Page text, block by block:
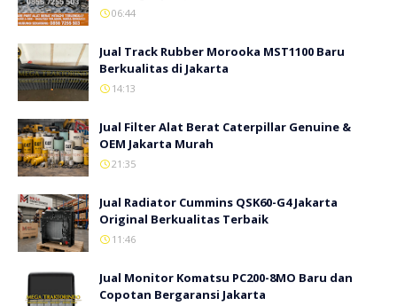
06:44
Jual Track Rubber Morooka MST1100 Baru
Berkualitas di Jakarta
14:13
Jual Filter Alat Berat Caterpillar Genuine &
OEM Jakarta Murah
21:35
Jual Radiator Cummins QSK60-G4 Jakarta
Original Berkualitas Terbaik
11:46
Jual Monitor Komatsu PC200-8MO Baru dan
Copotan Bergaransi Jakarta